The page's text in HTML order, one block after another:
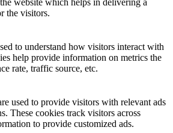
the visitors.
to understand how visitors interact with
help provide information on metrics the
rate, traffic source, etc.
used to provide visitors with relevant ads
These cookies track visitors across
to provide customized ads.